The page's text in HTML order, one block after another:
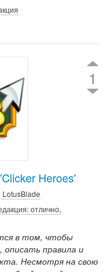
1
Heroes'
LotusBlade
отлично,
в том, чтобы
описать правила и
Несмотря на свою